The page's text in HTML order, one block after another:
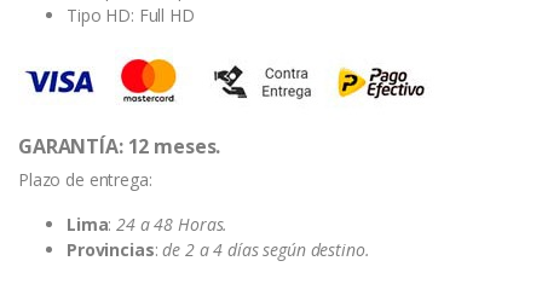
Tipo HD: Full HD
GARANTÍA: 12 meses.
Plazo de entrega:
Lima:24 a 48 Horas.
Provincias:de 2 a 4 días según destino.